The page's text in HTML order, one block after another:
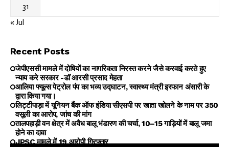
31
« Jul
Recent Posts
जेपीएससी मामले में दोषियों का नागरिकता निरस्त करने जैसे करवाई करते हुए
न्याय करे सरकार -डॉ आरसी प्रसाद मेहता
आलिया फ्यूल्स पेट्रोल पंप का भव्य उद्घाटन, स्वास्थ्य मंत्री इरफान अंसारी के
द्वारा किया गया।
लिट्टीपाड़ा में यूनियन बैंक ऑफ इंडिया सीएसपी पर खाता खोलने के नाम पर ₹350
वसूली का आरोप, जांच की मांग
तालपहाड़ी वन क्षेत्र में अवैध बालू भंडारण की चर्चा, 10–15 गाड़ियों में बालू जमा
होने का दावा
JPSC मामले में 19 आरोपी गिरफ्तार